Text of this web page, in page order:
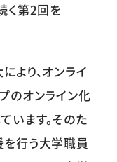
く第2回を
より、オンライ
のオンライン化
います。そのた
行う大学職員